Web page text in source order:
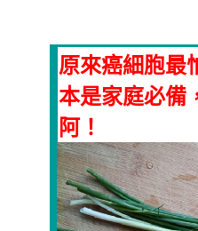
原來癌細胞最
本是家庭必備
阿！